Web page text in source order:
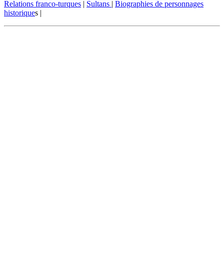
Relations franco-turques | Sultans | Biographies de personnages
historiques |